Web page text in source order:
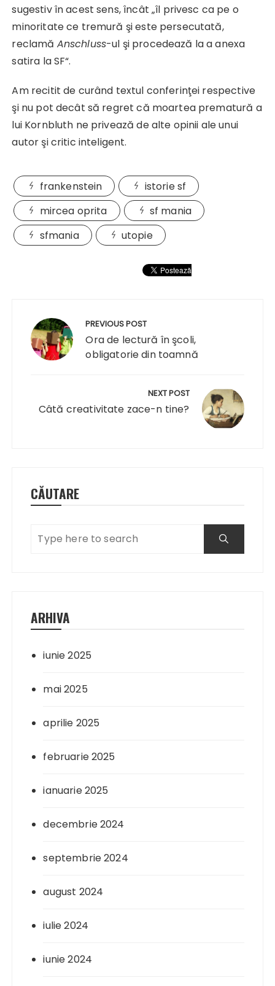
sugestiv în acest sens, încât „îl privesc ca pe o
minoritate ce tremură şi este persecutată,
reclamă Anschluss-ul şi procedează la a anexa
satira la SF“.
Am recitit de curând textul conferinţei respective
şi nu pot decât să regret că moartea prematură a
lui Kornbluth ne privează de alte opinii ale unui
autor şi critic inteligent.
frankenstein
istorie sf
mircea oprita
sf mania
sfmania
utopie
articole
PREVIOUS POST
Ora de lectură în şcoli,
obligatorie din toamnă
NEXT POST
Câtă creativitate zace-n tine?
CĂUTARE
ARHIVA
iunie 2025
mai 2025
aprilie 2025
februarie 2025
ianuarie 2025
decembrie 2024
septembrie 2024
august 2024
iulie 2024
iunie 2024